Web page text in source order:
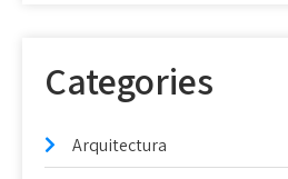
Categories
Arquitectura